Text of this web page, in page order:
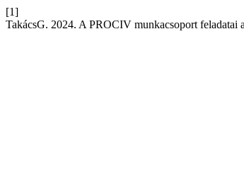
[1]
TakácsG. 2024. A PROCIV munkacsoport feladatai